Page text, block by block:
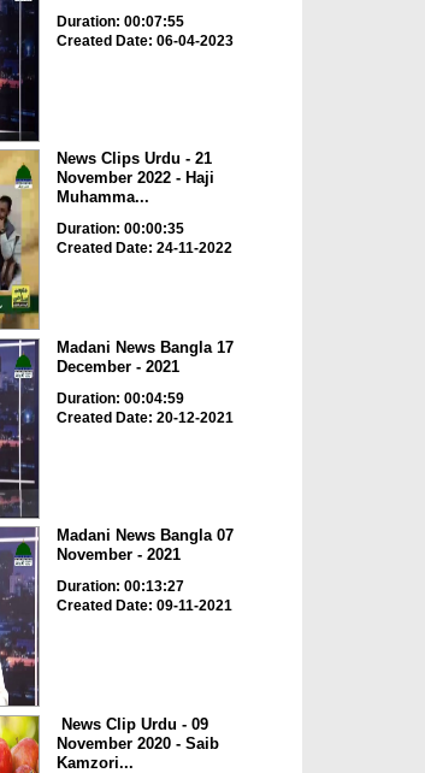
Duration: 00:07:55
Created Date: 06-04-2023
News Clips Urdu - 21
November 2022 - Haji
Muhamma...
Duration: 00:00:35
Created Date: 24-11-2022
Madani News Bangla 17
December - 2021
Duration: 00:04:59
Created Date: 20-12-2021
Madani News Bangla 07
November - 2021
Duration: 00:13:27
Created Date: 09-11-2021
News Clip Urdu - 09
November 2020 - Saib
Kamzori...